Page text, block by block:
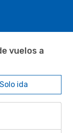
vuelos a
Solo ida